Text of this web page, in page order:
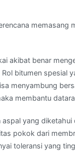
memasang
akibat benar
bitumen spesial
menyambung
membantu
yang
pokok dari
toleransi yang